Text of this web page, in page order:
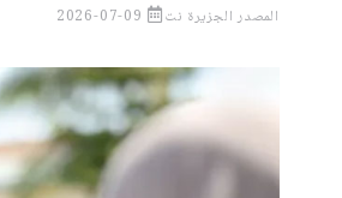
المصدرالجزيرة نت